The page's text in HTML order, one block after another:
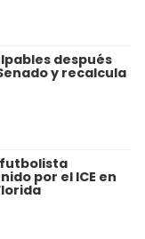
después
y recalcula
futbolista
por el ICE en